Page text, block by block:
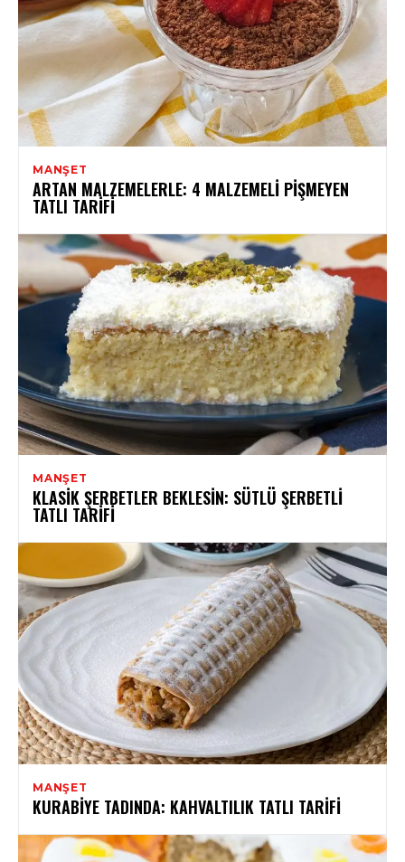
MANŞET
ARTAN MALZEMELERLE: 4 MALZEMELI PIŞMEYEN
TATLI TARIFI
MANŞET
KLASIK ŞERBETLER BEKLESIN: SÜTLÜ ŞERBETLI
TATLI TARIFI
MANŞET
KURABIYE TADINDA: KAHVALTILIK TATLI TARIFI